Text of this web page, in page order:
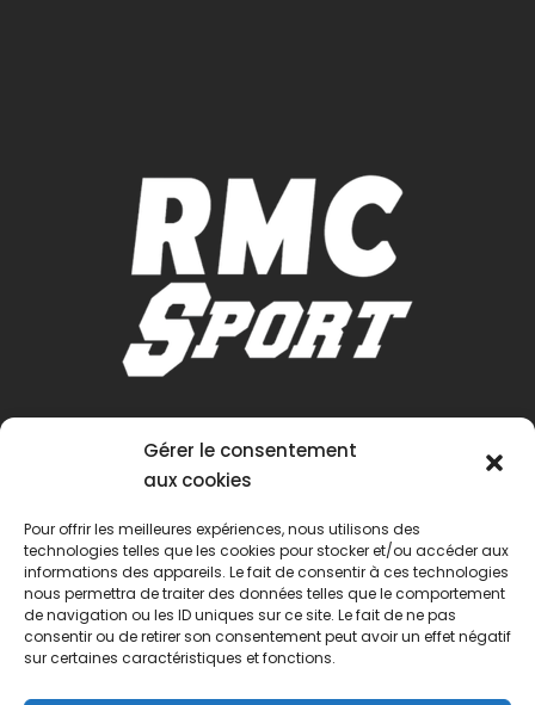
Gérer le consentement
aux cookies
Pour offrir les meilleures expériences, nous utilisons des
technologies telles que les cookies pour stocker et/ou accéder aux
informations des appareils. Le fait de consentir à ces technologies
nous permettra de traiter des données telles que le comportement
de navigation ou les ID uniques sur ce site. Le fait de ne pas
consentir ou de retirer son consentement peut avoir un effet négatif
sur certaines caractéristiques et fonctions.